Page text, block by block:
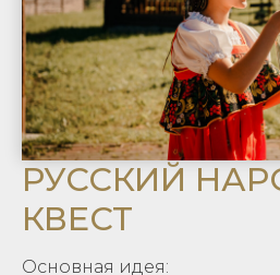
РУССКИЙ
КВЕСТ
Основная идея: